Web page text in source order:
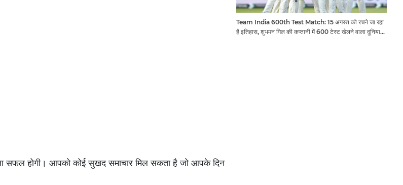
सफल होगी। आपको कोई सुखद समाचार मिल सकता है जो आपके दिन
Team India 600th Test Match: 15 अगस्त को रचने जा रहा
है इतिहास, शुभमन गिल की कप्तानी में 600 टेस्ट खेलने वाला दुनिया